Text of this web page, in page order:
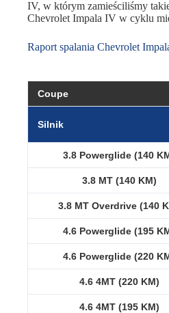
IV, w którym zamieściliśmy
Chevrolet Impala IV w cyklu
Raport spalania Chevrolet
Coupe
Silnik
3.8 Powerglide (140
3.8 MT (140 KM)
3.8 MT Overdrive (140
4.6 Powerglide (195
4.6 Powerglide (220
4.6 4MT (220 KM)
4.6 4MT (195 KM)